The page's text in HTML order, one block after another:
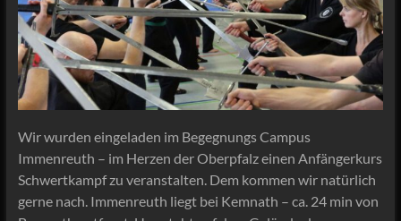
Wir wurden eingeladen im Begegnungs Campus
Immenreuth – im Herzen der Oberpfalz einen Anfängerkurs
Schwertkampf zu veranstalten. Dem kommen wir natürlich
gerne nach. Immenreuth liegt bei Kemnath – ca. 24 min von